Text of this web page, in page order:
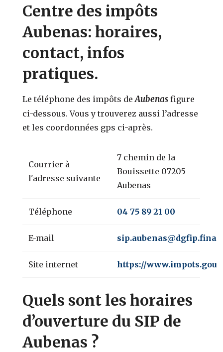
Centre des impôts
Aubenas: horaires,
contact, infos
pratiques.
Le téléphone des impôts deAubenasfigure
ci-dessous. Vous y trouverez aussi l’adresse
et les coordonnées gps ci-après.
Courrier à
l'adresse suivante
7 chemin de la
Bouissette 07205
Aubenas
Téléphone 04 75 89 21 00
E-mail
Site internet https://
Quels sont les horaires
d’ouverture du SIP de
Aubenas ?